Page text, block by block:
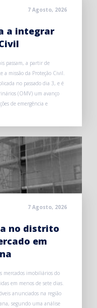
7 Agosto, 2026
a integrar
passam, a partir de
a missão da Proteção Civil.
no passado dia 3, e é
(OMV) um avanço
de emergência e
7 Agosto, 2026
no distrito
em
mercados imobiliários do
em menos de sete dias.
anunciados na região
segundo uma análise